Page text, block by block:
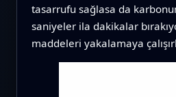
tasarrufu sağlasa da
saniyeler ila dakikalar
maddeleri yakalamaya